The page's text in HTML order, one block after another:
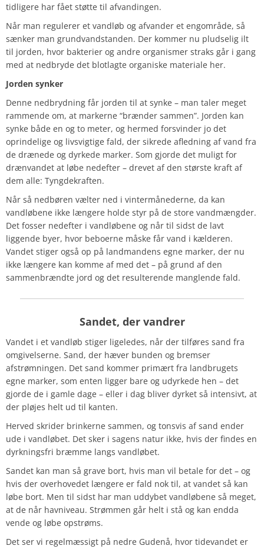
tidligere har fået støtte til afvandingen.
Når man regulerer et vandløb og afvander et engområde, så
sænker man grundvandstanden. Der kommer nu pludselig ilt
til jorden, hvor bakterier og andre organismer straks går i gang
med at nedbryde det blotlagte organiske materiale her.
Jorden synker
Denne nedbrydning får jorden til at synke – man taler meget
rammende om, at markerne “brænder sammen”. Jorden kan
synke både en og to meter, og hermed forsvinder jo det
oprindelige og livsvigtige fald, der sikrede afledning af vand fra
de drænede og dyrkede marker. Som gjorde det muligt for
drænvandet at løbe nedefter – drevet af den største kraft af
dem alle: Tyngdekraften.
Når så nedbøren vælter ned i vintermånederne, da kan
vandløbene ikke længere holde styr på de store vandmængder.
Det fosser nedefter i vandløbene og når til sidst de lavt
liggende byer, hvor beboerne måske får vand i kælderen.
Vandet stiger også op på landmandens egne marker, der nu
ikke længere kan komme af med det – på grund af den
sammenbrændte jord og det resulterende manglende fald.
Sandet, der vandrer
Vandet i et vandløb stiger ligeledes, når der tilføres sand fra
omgivelserne. Sand, der hæver bunden og bremser
afstrømningen. Det sand kommer primært fra landbrugets
egne marker, som enten ligger bare og udyrkede hen – det
gjorde de i gamle dage – eller i dag bliver dyrket så intensivt, at
der pløjes helt ud til kanten.
Herved skrider brinkerne sammen, og tonsvis af sand ender
ude i vandløbet. Det sker i sagens natur ikke, hvis der findes en
dyrkningsfri bræmme langs vandløbet.
Sandet kan man så grave bort, hvis man vil betale for det – og
hvis der overhovedet længere er fald nok til, at vandet så kan
løbe bort. Men til sidst har man uddybet vandløbene så meget,
at de når havniveau. Strømmen går helt i stå og kan endda
vende og løbe opstrøms.
Det ser vi regelmæssigt på nedre Gudenå, hvor tidevandet er